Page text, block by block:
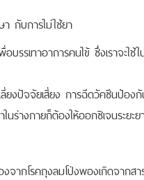
กับการไม่ใช้ยา
รเทาอาการคนไข้ ซึ่งเราจะใช้ใ
ยงปัจจัยเสี่ยง การฉีดวัคซีนป้อง
างกายก็ต้องให้ออกซิเจนระยะย
งลมโป่งพองเกิดจากสารพิษ